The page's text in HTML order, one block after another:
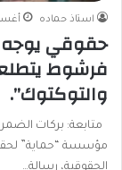
استاذ حماده
حقوقي يوجه
فرشوط
والتوكتوك”.
متابعة: بركات
مؤسسة “حماية”
الحقوقية، رسالة…